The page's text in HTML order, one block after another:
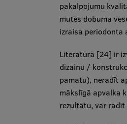
pakalpojumu
mutes dobuma
izraisa periodonta
Literatūrā [24] ir
dizainu /
pamatu), neradīt
mākslīgā apvalka
rezultātu, var